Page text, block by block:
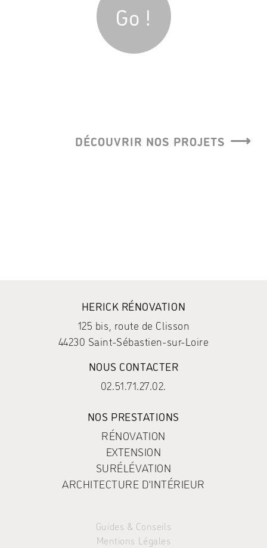
Go !
DÉCOUVRIR NOS PROJETS
HERICK RÉNOVATION
125 bis, route de Clisson
44230 Saint-Sébastien-sur-Loire
NOUS CONTACTER
02.51.71.27.02.
NOS PRESTATIONS
RÉNOVATION
EXTENSION
SURÉLÉVATION
ARCHITECTURE D’INTÉRIEUR
Guides & Conseils
Mentions Légales